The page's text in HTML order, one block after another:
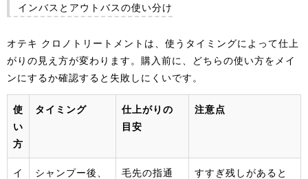
インバスとアウトバスの使い分け
オテキ クロノトリートメントは、使うタイミングによって仕上
がりの見え方が変わります。購入前に、どちらの使い方をメイ
ンにするか確認すると失敗しにくいです。
使
い
方
タイミング
仕上がりの
目安
注意点
イ
シャンプー後、
毛先の指通
すすぎ残しがあると